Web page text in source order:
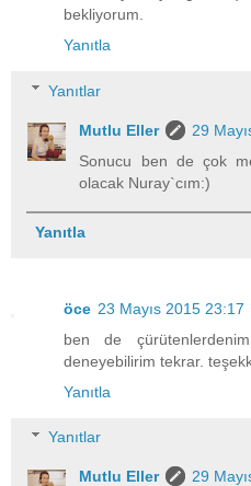
bekliyorum.
Yanıtla
Yanıtlar
Mutlu Eller
29
Sonucu ben de çok
olacak Nuray`cım:)
Yanıtla
öce 23 Mayıs 2015 23:17
ben de
deneyebilirim tekrar.
Yanıtla
Yanıtlar
Mutlu Eller 29